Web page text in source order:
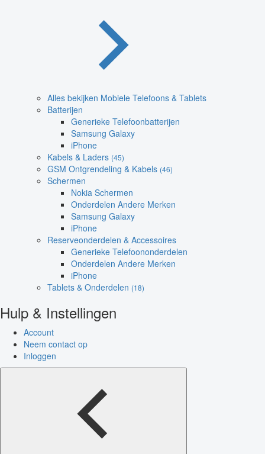
Alles bekijken Mobiele Telefoons & Tablets
Batterijen
Generieke Telefoonbatterijen
Samsung Galaxy
iPhone
Kabels & Laders (45)
GSM Ontgrendeling & Kabels (46)
Schermen
Nokia Schermen
Onderdelen Andere Merken
Samsung Galaxy
iPhone
Reserveonderdelen & Accessoires
Generieke Telefoononderdelen
Onderdelen Andere Merken
iPhone
Tablets & Onderdelen (18)
Hulp & Instellingen
Account
Neem contact op
Inloggen